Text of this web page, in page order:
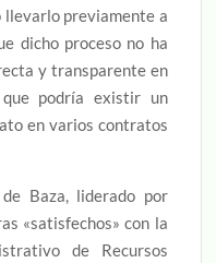
llevarlo previamente a
dicho proceso no ha
y transparente en
podría existir un
en varios contratos
Baza, liderado por
«satisfechos» con la
de Recursos